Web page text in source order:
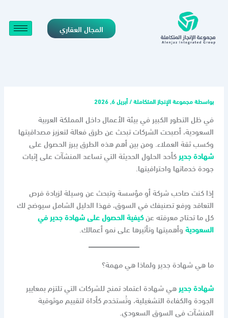
المجال العقاري
بواسطةمجموعة الإنجاز المتكاملة/أبريل 6, 2026
في ظل التطور الكبير في بيئة الأعمال داخل المملكة العربية
السعودية، أصبحت الشركات تبحث عن طرق فعالة لتعزيز مصداقيتها
وكسب ثقة العملاء. ومن بين أهم هذه الطرق يبرز الحصول على
شهادة جدير كأحد الحلول الحديثة التي تساعد المنشآت على إثبات
جودة خدماتها واحترافيتها.
إذا كنت صاحب شركة أو مؤسسة وتبحث عن وسيلة لزيادة فرص
التعاقد ورفع تصنيفك في السوق، فهذا الدليل الشامل سيوضح لك
كل ما تحتاج معرفته عن كيفية الحصول على شهادة جدير في
السعوديةوأهميتها وتأثيرها على نمو أعمالك.
ما هي شهادة جدير ولماذا هي مهمة؟
شهادة جدير هي شهادة اعتماد تمنح للشركات التي تلتزم بمعايير
الجودة والكفاءة التشغيلية، وتُستخدم كأداة لتقييم موثوقية
المنشآت في السوق السعودي.